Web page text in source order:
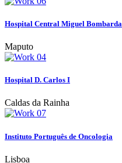
Hospital Central Miguel Bombarda
Maputo
Hospital D. Carlos I
Caldas da Rainha
Instituto Português de Oncologia
Lisboa